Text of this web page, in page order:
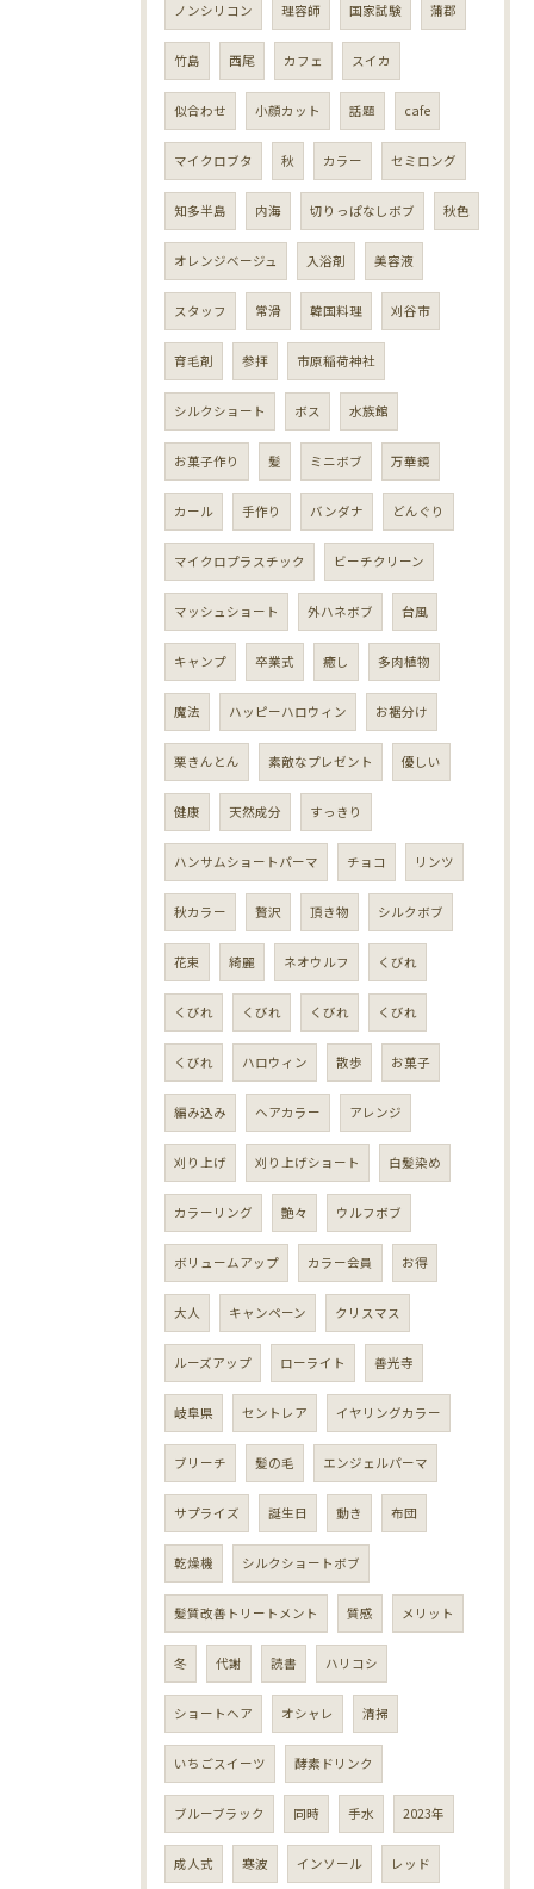
ノンシリコン 理容師 国家試験 蒲郡
竹島 西尾 カフェ スイカ
似合わせ 小顔カット 話題 cafe
マイクロブタ 秋 カラー セミロング
知多半島 内海 切りっぱなしボブ 秋色
オレンジベージュ 入浴剤 美容液
スタッフ 常滑 韓国料理 刈谷市
育毛剤 参拝 市原稲荷神社
シルクショート ボス 水族館
お菓子作り 髪 ミニボブ 万華鏡
カール 手作り バンダナ どんぐり
マイクロプラスチック ビーチクリーン
マッシュショート 外ハネボブ 台風
キャンプ 卒業式 癒し 多肉植物
魔法 ハッピーハロウィン お裾分け
栗きんとん 素敵なプレゼント 優しい
健康 天然成分 すっきり
ハンサムショートパーマ チョコ リンツ
秋カラー 贅沢 頂き物 シルクボブ
花束 綺麗 ネオウルフ くびれ
くびれ くびれ くびれ くびれ
くびれ ハロウィン 散歩 お菓子
編み込み ヘアカラー アレンジ
刈り上げ 刈り上げショート 白髪染め
カラーリング 艶々 ウルフボブ
ボリュームアップ カラー会員 お得
大人 キャンペーン クリスマス
ルーズアップ ローライト 善光寺
岐阜県 セントレア イヤリングカラー
ブリーチ 髪の毛 エンジェルパーマ
サプライズ 誕生日 動き 布団
乾燥機 シルクショートボブ
髪質改善トリートメント 質感 メリット
冬 代謝 読書 ハリコシ
ショートヘア オシャレ 清掃
いちごスイーツ 酵素ドリンク
ブルーブラック 同時 手水 2023年
成人式 寒波 インソール レッド